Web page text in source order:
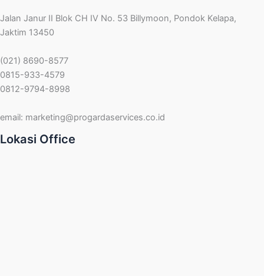
Jalan Janur II Blok CH IV No. 53 Billymoon, Pondok Kelapa,
Jaktim 13450
(021) 8690-8577
0815-933-4579
0812-9794-8998
email: marketing@progardaservices.co.id
Lokasi Office